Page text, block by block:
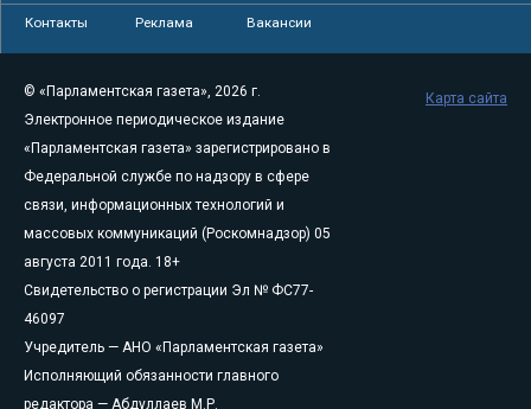
Контакты Реклама Вакансии
© «Парламентская газета», 2026 г.
Электронное периодическое издание
«Парламентская газета» зарегистрировано в
Федеральной службе по надзору в сфере
связи, информационных технологий и
массовых коммуникаций (Роскомнадзор) 05
августа 2011 года. 18+
Свидетельство о регистрации Эл № ФС77-
46097
Учредитель — АНО «Парламентская газета»
Исполняющий обязанности главного
редактора — Абдуллаев М.Р.
Карта сайта